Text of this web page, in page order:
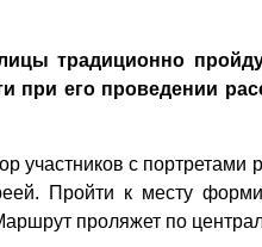
традиционно
при его проведении
участников с портретами
Пройти к месту
проляжет по